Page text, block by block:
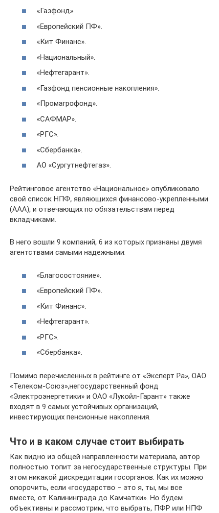
«Газфонд».
«Европейский ПФ».
«Кит Финанс».
«Национальный».
«Нефтегарант».
«Газфонд пенсионные накопления».
«Промагрофонд».
«САФМАР».
«РГС».
«Сбербанка».
АО «Сургутнефтегаз».
Рейтинговое агентство «Национальное» опубликовало
свой список НПФ, являющихся финансово-укрепленными
(ААА), и отвечающих по обязательствам перед
вкладчиками.
В него вошли 9 компаний, 6 из которых признаны двумя
агентствами самыми надежными:
«Благосостояние».
«Европейский ПФ».
«Кит Финанс».
«Нефтегарант».
«РГС».
«Сбербанка».
Помимо перечисленных в рейтинге от «Эксперт Ра», ОАО
«Телеком-Союз»,негосударственный фонд
«Электроэнергетики» и ОАО «Лукойл-Гарант» также
входят в 9 самых устойчивых организаций,
инвестирующих пенсионные накопления.
Что и в каком случае стоит выбирать
Как видно из общей направленности материала, автор
полностью топит за негосударственные структуры. При
этом никакой дискредитации госорганов. Как их можно
опорочить, если «государство – это я, ты, мы все
вместе, от Калининграда до Камчатки». Но будем
объективны и рассмотрим, что выбрать, ПФР или НПФ